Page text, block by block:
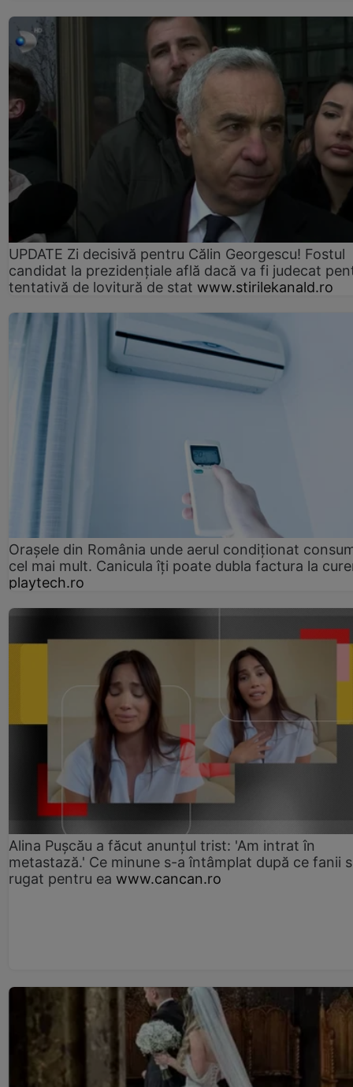
UPDATE Zi decisivă pentru Călin Georgescu! Fostul
candidat la prezidențiale află dacă va fi judecat
tentativă de lovitură de stat www.stirilekanald.ro
Orașele din România unde aerul condiționat
cel mai mult. Canicula îți poate dubla factura la
playtech.ro
Alina Pușcău a făcut anunțul trist: 'Am intrat în
metastază.' Ce minune s-a întâmplat după ce fanii
rugat pentru ea www.cancan.ro